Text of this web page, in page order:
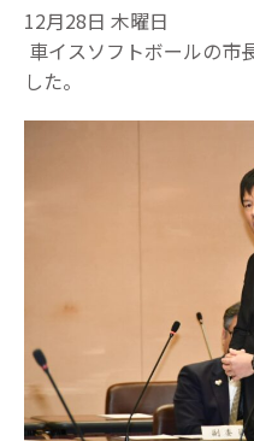
12月28日 木曜日
車イスソフトボールの市
した。